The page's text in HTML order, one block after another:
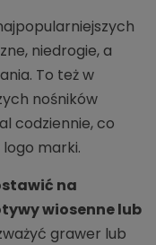
niedrogie, a
To też w
nośników
codziennie, co
marki.
na
wiosenne lub
grawer lub